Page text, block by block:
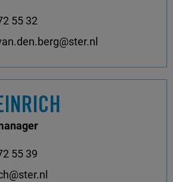
55 32
55 39